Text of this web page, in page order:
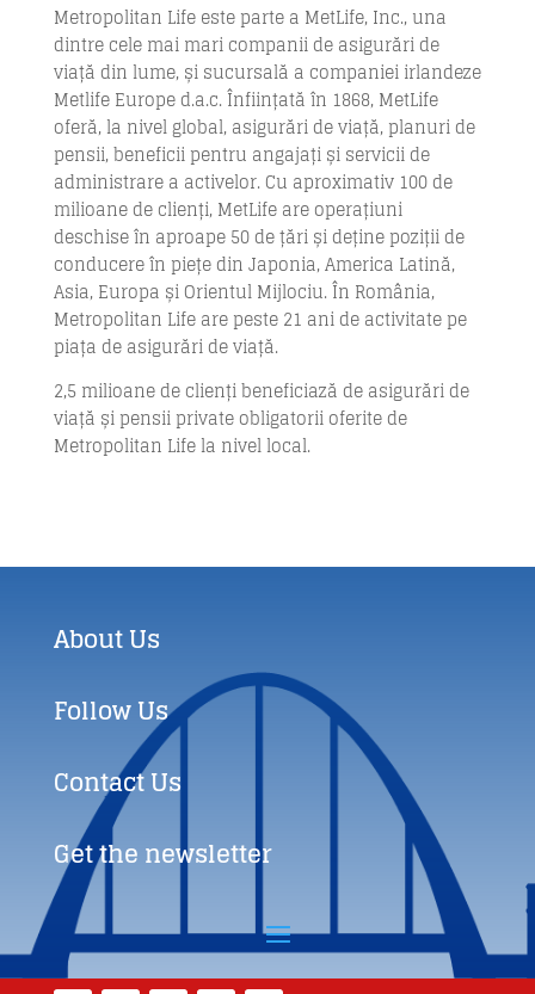
Metropolitan Life este parte a MetLife, Inc., una
dintre cele mai mari companii de asigurări de
viață din lume, și sucursală a companiei irlandeze
Metlife Europe d.a.c. Înființată în 1868, MetLife
oferă, la nivel global, asigurări de viață, planuri de
pensii, beneficii pentru angajați și servicii de
administrare a activelor. Cu aproximativ 100 de
milioane de clienți, MetLife are operațiuni
deschise în aproape 50 de țări și deține poziții de
conducere în piețe din Japonia, America Latină,
Asia, Europa și Orientul Mijlociu. În România,
Metropolitan Life are peste 21 ani de activitate pe
piața de asigurări de viață.
2,5 milioane de clienți beneficiază de asigurări de
viață și pensii private obligatorii oferite de
Metropolitan Life la nivel local.
About Us
Follow Us
Contact Us
Get the newsletter